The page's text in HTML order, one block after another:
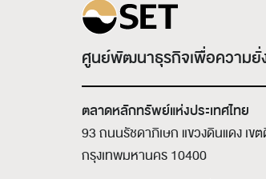
ศูนย์พัฒนาธุรกิจเพื่อความยั่
ตลาดหลักทรัพย์แห่งประเทศไทย
93 ถนนรัชดาภิเษก แขวงดินแดง เข
กรุงเทพมหานคร 10400